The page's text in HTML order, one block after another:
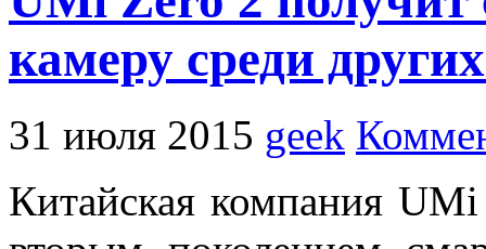
камеру среди
31 июля 2015 geek
Китайская компания UMi